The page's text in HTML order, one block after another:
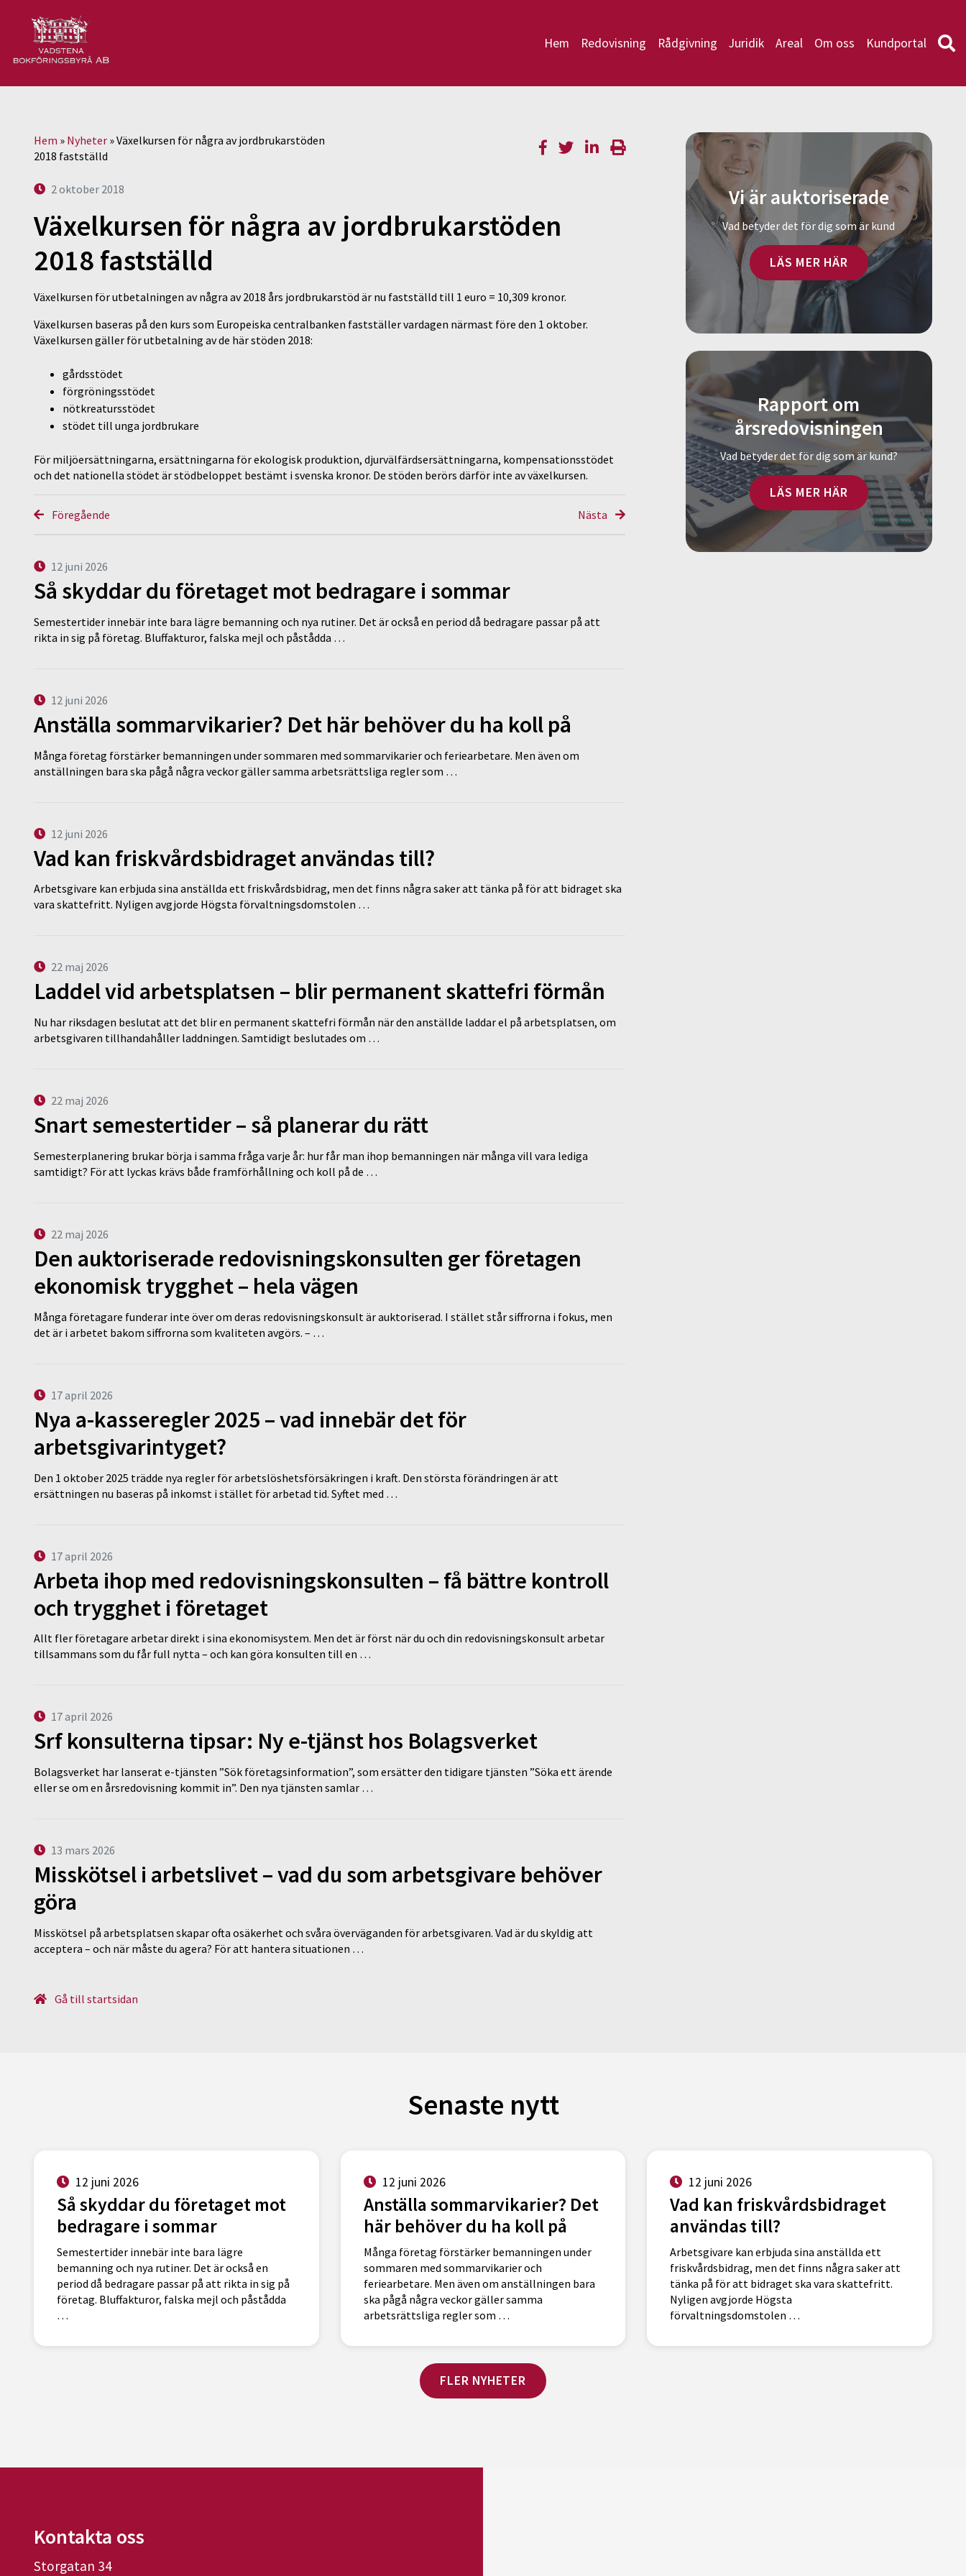
Hem Redovisning Rådgivning Juridik Areal Om oss Kundportal
Hem » Nyheter »Växelkursen för några av jordbrukarstöden
2018 fastställd
2 oktober 2018
Växelkursen för några av jordbrukarstöden
2018 fastställd
Växelkursen för utbetalningen av några av 2018 års jordbrukarstöd är nu fastställd till 1 euro = 10,309 kronor.
Växelkursen baseras på den kurs som Europeiska centralbanken fastställer vardagen närmast före den 1 oktober.
Växelkursen gäller för utbetalning av de här stöden 2018:
gårdsstödet
förgröningsstödet
nötkreatursstödet
stödet till unga jordbrukare
För miljöersättningarna, ersättningarna för ekologisk produktion, djurvälfärdsersättningarna, kompensationsstödet
och det nationella stödet är stödbeloppet bestämt i svenska kronor. De stöden berörs därför inte av växelkursen.
Föregående Nästa
12 juni 2026
Så skyddar du företaget mot bedragare i sommar
Semestertider innebär inte bara lägre bemanning och nya rutiner. Det är också en period då bedragare passar på att
rikta in sig på företag. Bluffakturor, falska mejl och påstådda …
12 juni 2026
Anställa sommarvikarier? Det här behöver du ha koll på
Många företag förstärker bemanningen under sommaren med sommarvikarier och feriearbetare. Men även om
anställningen bara ska pågå några veckor gäller samma arbetsrättsliga regler som …
12 juni 2026
Vad kan friskvårdsbidraget användas till?
Arbetsgivare kan erbjuda sina anställda ett friskvårdsbidrag, men det finns några saker att tänka på för att bidraget ska
vara skattefritt. Nyligen avgjorde Högsta förvaltningsdomstolen …
22 maj 2026
Laddel vid arbetsplatsen – blir permanent skattefri förmån
Nu har riksdagen beslutat att det blir en permanent skattefri förmån när den anställde laddar el på arbetsplatsen, om
arbetsgivaren tillhandahåller laddningen. Samtidigt beslutades om …
22 maj 2026
Snart semestertider – så planerar du rätt
Semesterplanering brukar börja i samma fråga varje år: hur får man ihop bemanningen när många vill vara lediga
samtidigt? För att lyckas krävs både framförhållning och koll på de …
22 maj 2026
Den auktoriserade redovisningskonsulten ger företagen
ekonomisk trygghet – hela vägen
Många företagare funderar inte över om deras redovisningskonsult är auktoriserad. I stället står siffrorna i fokus, men
det är i arbetet bakom siffrorna som kvaliteten avgörs. – …
17 april 2026
Nya a-kasseregler 2025 – vad innebär det för
arbetsgivarintyget?
Den 1 oktober 2025 trädde nya regler för arbetslöshetsförsäkringen i kraft. Den största förändringen är att
ersättningen nu baseras på inkomst i stället för arbetad tid. Syftet med …
17 april 2026
Arbeta ihop med redovisningskonsulten – få bättre kontroll
och trygghet i företaget
Allt fler företagare arbetar direkt i sina ekonomisystem. Men det är först när du och din redovisningskonsult arbetar
tillsammans som du får full nytta – och kan göra konsulten till en …
17 april 2026
Srf konsulterna tipsar: Ny e-tjänst hos Bolagsverket
Bolagsverket har lanserat e-tjänsten ”Sök företagsinformation”, som ersätter den tidigare tjänsten ”Söka ett ärende
eller se om en årsredovisning kommit in”. Den nya tjänsten samlar …
13 mars 2026
Misskötsel i arbetslivet – vad du som arbetsgivare behöver
göra
Misskötsel på arbetsplatsen skapar ofta osäkerhet och svåra överväganden för arbetsgivaren. Vad är du skyldig att
acceptera – och när måste du agera? För att hantera situationen …
Gå till startsidan
Vi är auktoriserade
Vad betyder det för dig som är kund
LÄS MER HÄR
Rapport om
årsredovisningen
Vad betyder det för dig som är kund?
LÄS MER HÄR
Senaste nytt
12 juni 2026
Så skyddar du företaget mot
bedragare i sommar
Semestertider innebär inte bara lägre
bemanning och nya rutiner. Det är också en
period då bedragare passar på att rikta in sig på
företag. Bluffakturor, falska mejl och påstådda
…
12 juni 2026
Anställa sommarvikarier? Det
här behöver du ha koll på
Många företag förstärker bemanningen under
sommaren med sommarvikarier och
feriearbetare. Men även om anställningen bara
ska pågå några veckor gäller samma
arbetsrättsliga regler som …
12 juni 2026
Vad kan friskvårdsbidraget
användas till?
Arbetsgivare kan erbjuda sina anställda ett
friskvårdsbidrag, men det finns några saker att
tänka på för att bidraget ska vara skattefritt.
Nyligen avgjorde Högsta
förvaltningsdomstolen …
FLER NYHETER
Kontakta oss
Storgatan 34